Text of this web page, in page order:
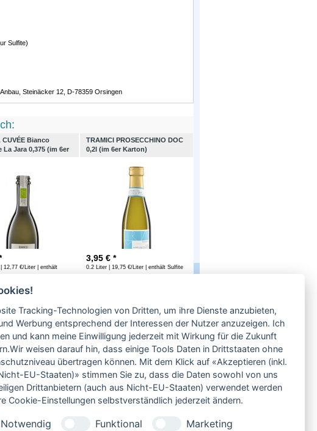
Sulfite)
Steinäcker 12, D-78359 Orsingen
CUVÉE Bianco
La Jara 0,375 (im 6er
12,77 €/Liter | enthält
TRAMICI PROSECCHINO DOC
0,2l (im 6er Karton)
3,95 € *
0.2 Liter | 19,75 €/Liter | enthält Sulfite
Neben einem ausgesuchten Sortiment an
Biowein, Biospirituosen und Biofeinkost bieten
wir Ihnen u.a. folgende
Vorteile
große Auswahl
nur 5,79 EUR Versand (DE)
ab 95 EUR frei Haus (DE)
14 Tage Rückgaberecht
sichere Zahlung
Kauf auf Rechnung
Bio-zertifizierter Shop
Tracking-Technologien von Dritten, um ihre Dienste anzubieten,
Werbung entsprechend der Interessen der Nutzer anzuzeigen. Ich
und kann meine Einwilligung jederzeit mit Wirkung für die Zukunft
weisen darauf hin, dass einige Tools Daten in Drittstaaten ohne
übertragen können. Mit dem Klick auf «Akzeptieren (inkl.
EU-Staaten)» stimmen Sie zu, dass die Daten sowohl von uns
Drittanbietern (auch aus Nicht-EU-Staaten) verwendet werden
Cookie-Einstellungen selbstverständlich jederzeit ändern.
Notwendig Funktional Marketing